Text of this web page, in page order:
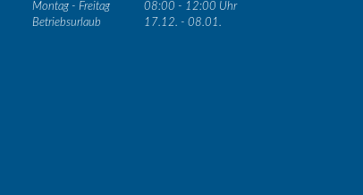
Montag - Freitag
08:00 - 12:00 Uhr
Betriebsurlaub
17.12. - 08.01.